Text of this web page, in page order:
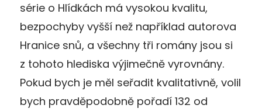
série o Hlídkách má vysokou kvalitu,
bezpochyby vyšší než například autorova
Hranice snů, a všechny tři romány jsou si
z tohoto hlediska výjimečně vyrovnány.
Pokud bych je měl seřadit kvalitativně, volil
bych pravděpodobně pořadí 132 od